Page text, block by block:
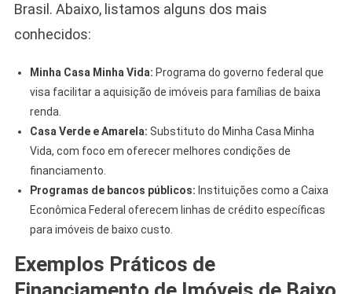
Brasil. Abaixo, listamos alguns dos mais
conhecidos:
Minha Casa Minha Vida: Programa do governo federal que
visa facilitar a aquisição de imóveis para famílias de baixa
renda.
Casa Verde e Amarela: Substituto do Minha Casa Minha
Vida, com foco em oferecer melhores condições de
financiamento.
Programas de bancos públicos: Instituições como a Caixa
Econômica Federal oferecem linhas de crédito específicas
para imóveis de baixo custo.
Exemplos Práticos de